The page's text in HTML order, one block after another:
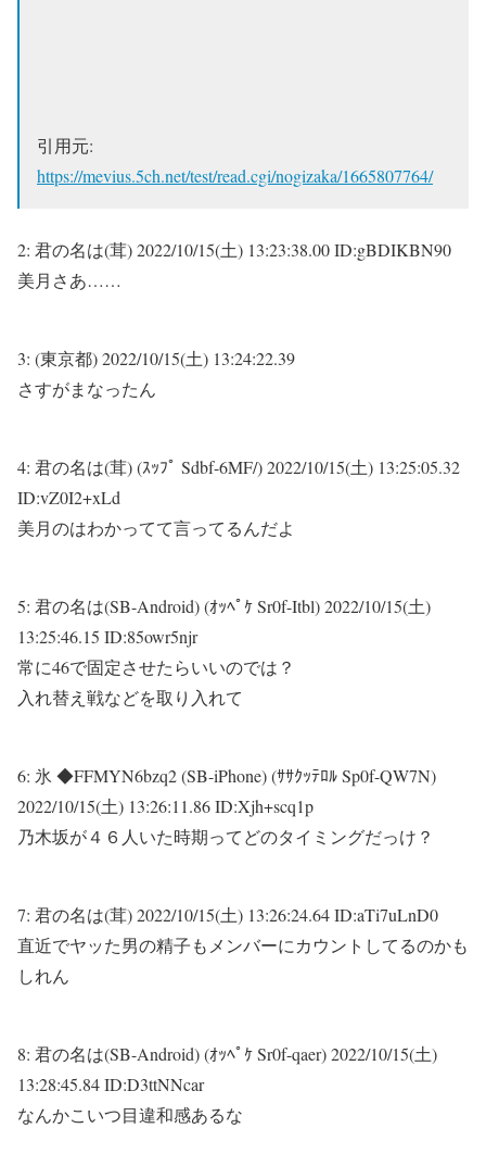
引用元:
https://mevius.5ch.net/test/read.cgi/nogizaka/1665807764/
2: 君の名は(茸)2022/10/15(土) 13:23:38.00 ID:gBDIKBN90
美月さあ……
3: (東京都)2022/10/15(土) 13:24:22.39
さすがまなったん
4: 君の名は(茸) (ｽｯﾌﾟ Sdbf-6MF/)2022/10/15(土) 13:25:05.32
ID:vZ0I2+xLd
美月のはわかってて言ってるんだよ
5: 君の名は(SB-Android) (ｵｯﾍﾟｹ Sr0f-Itbl)2022/10/15(土)
13:25:46.15 ID:85owr5njr
常に46で固定させたらいいのでは？
入れ替え戦などを取り入れて
6: 氷 ◆FFMYN6bzq2 (SB-iPhone) (ｻｻｸｯﾃﾛﾙ Sp0f-QW7N)
2022/10/15(土) 13:26:11.86 ID:Xjh+scq1p
乃木坂が４６人いた時期ってどのタイミングだっけ？
7: 君の名は(茸)2022/10/15(土) 13:26:24.64 ID:aTi7uLnD0
直近でヤッた男の精子もメンバーにカウントしてるのかも
しれん
8: 君の名は(SB-Android) (ｵｯﾍﾟｹ Sr0f-qaer)2022/10/15(土)
13:28:45.84 ID:D3ttNNcar
なんかこいつ目違和感あるな